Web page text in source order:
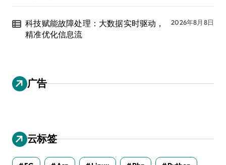
科技赋能故障处理：大数据实时驱动，
精准优化信息流
2026年8月8日
广告
云标签